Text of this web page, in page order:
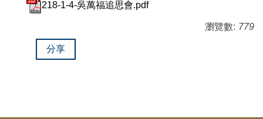
218-1-4-吳萬福追思會.pdf
瀏覽數: 779
分享